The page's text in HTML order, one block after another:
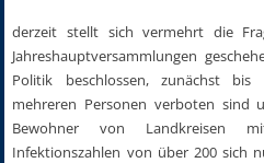
derzeit stellt sich vermehrt die
Jahreshauptversammlungen
Politik beschlossen, zunächst bis
mehreren Personen verboten sind
Bewohner von Landkreisen
Infektionszahlen von über 200 sich